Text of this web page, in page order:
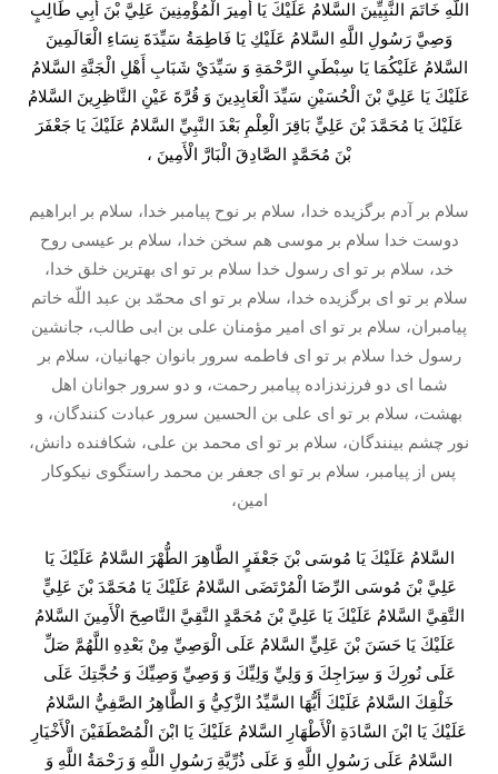
اللَّهِ خَاتَمَ النَّبِيِّينَ السَّلامُ عَلَيْكَ يَا أَمِيرَ الْمُؤْمِنِينَ عَلِيَّ بْنَ أَبِي طَالِبٍ
وَصِيَّ رَسُولِ اللَّهِ السَّلامُ عَلَيْكِ يَا فَاطِمَةُ سَيِّدَةَ نِسَاءِ الْعَالَمِينَ
السَّلامُ عَلَيْكُمَا يَا سِبْطَيِ الرَّحْمَةِ وَ سَيِّدَيْ شَبَابِ أَهْلِ الْجَنَّةِ السَّلامُ
عَلَيْكَ يَا عَلِيَّ بْنَ الْحُسَيْنِ سَيِّدَ الْعَابِدِينَ وَ قُرَّةَ عَيْنِ النَّاظِرِينَ السَّلامُ
عَلَيْكَ يَا مُحَمَّدَ بْنَ عَلِيٍّ بَاقِرَ الْعِلْمِ بَعْدَ النَّبِيِّ السَّلامُ عَلَيْكَ يَا جَعْفَرَ
بْنَ مُحَمَّدٍ الصَّادِقَ الْبَارَّ الْأَمِينَ ،
سلام بر آدم برگزيده خدا، سلام بر نوح پيامبر خدا، سلام بر ابراهيم
دوست خدا سلام بر موسى هم سخن خدا، سلام بر عيسى روح
خد، سلام بر تو اى رسول خدا سلام بر تو اى بهترين خلق خدا،
سلام بر تو اى برگزيده خدا، سلام بر تو اى محمّد بن عبد اللّه خاتم
پيامبران، سلام بر تو اى امير مؤمنان على بن ابى طالب، جانشين
رسول خدا سلام بر تو اى فاطمه سرور بانوان جهانيان، سلام بر
شما اى دو فرزندزاده پيامبر رحمت، و دو سرور جوانان اهل
بهشت، سلام بر تو اى على بن الحسين سرور عبادت كنندگان، و
نور چشم بينندگان، سلام بر تو اى محمد بن على، شكافنده دانش،
پس از پيامبر، سلام بر تو اى جعفر بن محمد راستگوى نيكوكار
امين،
السَّلامُ عَلَيْكَ يَا مُوسَى بْنَ جَعْفَرٍ الطَّاهِرَ الطُّهْرَ السَّلامُ عَلَيْكَ يَا
عَلِيَّ بْنَ مُوسَى الرِّضَا الْمُرْتَضَى السَّلامُ عَلَيْكَ يَا مُحَمَّدَ بْنَ عَلِيٍّ
التَّقِيَّ السَّلامُ عَلَيْكَ يَا عَلِيَّ بْنَ مُحَمَّدٍ النَّقِيَّ النَّاصِحَ الْأَمِينَ السَّلامُ
عَلَيْكَ يَا حَسَنَ بْنَ عَلِيٍّ السَّلامُ عَلَى الْوَصِيِّ مِنْ بَعْدِهِ اللَّهُمَّ صَلِّ
عَلَى نُورِكَ وَ سِرَاجِكَ وَ وَلِيِّ وَلِيِّكَ وَ وَصِيِّ وَصِيِّكَ وَ حُجَّتِكَ عَلَى
خَلْقِكَ السَّلامُ عَلَيْكَ أَيُّهَا السَّيِّدُ الزَّكِيُّ وَ الطَّاهِرُ الصَّفِيُّ السَّلامُ
عَلَيْكَ يَا ابْنَ السَّادَةِ الْأَطْهَارِ السَّلامُ عَلَيْكَ يَا ابْنَ الْمُصْطَفَيْنَ الْأَخْيَارِ
السَّلامُ عَلَى رَسُولِ اللَّهِ وَ عَلَى ذُرِّيَّةِ رَسُولِ اللَّهِ وَ رَحْمَةُ اللَّهِ وَ